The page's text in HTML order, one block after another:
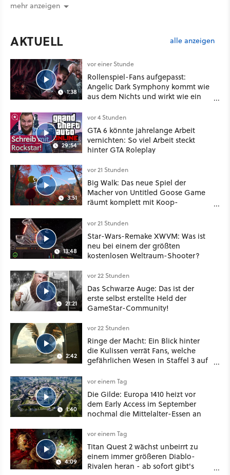
mehr anzeigen
AKTUELL alle anzeigen
1:38
vor einer Stunde
Rollenspiel-Fans aufgepasst:
Angelic Dark Symphony kommt wie
aus dem Nichts und wirkt wie ein
Mass Effect
29:54
vor 4 Stunden
GTA 6 könnte jahrelange Arbeit
vernichten: So viel Arbeit steckt
hinter GTA Roleplay
3:51
vor 21 Stunden
Big Walk: Das neue Spiel der
Macher von Untitled Goose Game
räumt komplett mit Koop-
13:48
vor 21 Stunden
Star-Wars-Remake XWVM: Was ist
neu bei einem der größten
kostenlosen Weltraum-Shooter?
21:21
vor 22 Stunden
Das Schwarze Auge: Das ist der
erste selbst erstellte Held der
GameStar-Community!
2:42
vor 22 Stunden
Ringe der Macht: Ein Blick hinter
die Kulissen verrät Fans, welche
gefährlichen Wesen in Staffel 3 auf
1:40
vor einem Tag
Die Gilde: Europa 1410 heizt vor
dem Early Access im September
nochmal die Mittelalter-Essen an
4:09
vor einem Tag
Titan Quest 2 wächst unbeirrt zu
einem immer größeren Diablo-
Rivalen heran - ab sofort gibt's